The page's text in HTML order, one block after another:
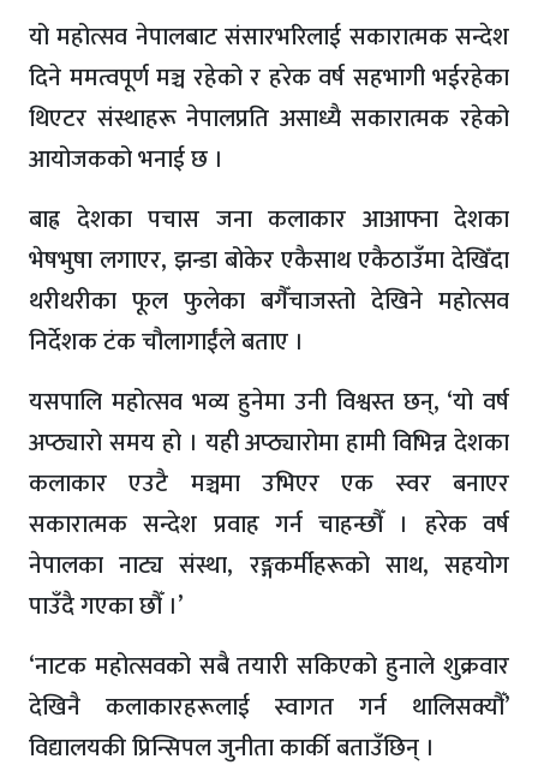
यो महोत्सव नेपालबाट संसारभरिलाई सकारात्मक सन्देश
दिने ममत्वपूर्ण मञ्च रहेको र हरेक वर्ष सहभागी भईरहेका
थिएटर संस्थाहरू नेपालप्रति असाध्यै सकारात्मक रहेको
आयोजकको भनाई छ ।
बाह्र देशका पचास जना कलाकार आआफ्ना देशका
भेषभुषा लगाएर, झन्डा बोकेर एकैसाथ एकैठाउँमा देखिँदा
थरीथरीका फूल फुलेका बगैँचाजस्तो देखिने महोत्सव
निर्देशक टंक चौलागाईंले बताए ।
यसपालि महोत्सव भव्य हुनेमा उनी विश्वस्त छन्, ‘यो वर्ष
अप्ठ्यारो समय हो । यही अप्ठ्यारोमा हामी विभिन्न देशका
कलाकार एउटै मञ्चमा उभिएर एक स्वर बनाएर
सकारात्मक सन्देश प्रवाह गर्न चाहन्छौँ । हरेक वर्ष
नेपालका नाट्य संस्था, रङ्गकर्मीहरूको साथ, सहयोग
पाउँदै गएका छौँ ।’
‘नाटक महोत्सवको सबै तयारी सकिएको हुनाले शुक्रवार
देखिनै कलाकारहरूलाई स्वागत गर्न थालिसक्यौँ’
विद्यालयकी प्रिन्सिपल जुनीता कार्की बताउँछिन् ।